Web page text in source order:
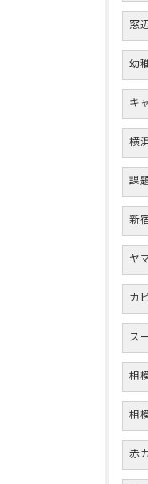
窓
幼
キ
横
課
新
ヤ
カ
ス
相
相
赤